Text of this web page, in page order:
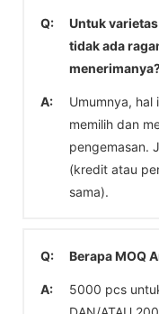
Q:
Untuk
tidak ada
A:
Umumnya,
memilih dan
pengemasan.
(kredit atau
sama).
Q: Berapa MOQ
A: 5000 pcs